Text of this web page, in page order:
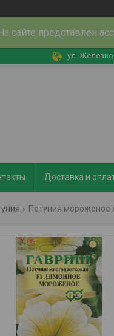
сайте представлен
ул.
Доставка и
Петуния мороженое